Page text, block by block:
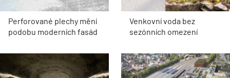
Perforované plechy mění
podobu moderních fasád
Venkovní voda bez
sezónních omezení